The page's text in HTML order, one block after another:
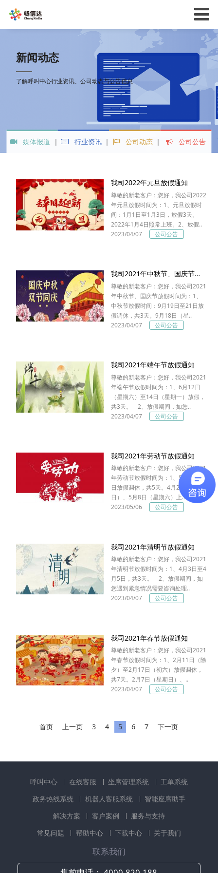
新闻动态
了解呼叫中心行业资讯、公司动态与公告信息
媒体报道 行业资讯 公司动态 公司公告
我司2022年元旦放假通知
尊敬的新老客户：您好，我公司2022
年元旦放假时间为：1、元旦放假时
间：1月1日至1月3日，放假3天。
2022年1月4日照常上班。2、放假..
2023/04/07
公司公告
我司2021年中秋节、国庆节放假通知
尊敬的新老客户：您好，我公司2021
年中秋节、国庆节放假时间为：1、
中秋节放假时间：9月19日至21日放
假调休，共3天。9月18日（星..
2023/04/07
公司公告
我司2021年端午节放假通知
尊敬的新老客户：您好，我公司2021
年端午节放假时间为：1、6月12日
（星期六）至14日（星期一）放假，
共3天。 2、放假期间，如您..
2023/04/07
公司公告
我司2021年劳动节放假通知
尊敬的新老客户：您好，我公司2021
年劳动节放假时间为：1、5月1日至5
日放假调休，共5天。4月25日（星期
日）、5月8日（星期六）上..
2023/05/06
公司公告
我司2021年清明节放假通知
尊敬的新老客户：您好，我公司2021
年清明节放假时间为：1、4月3日至4
月5日，共3天。 2、放假期间，如
您遇到紧急情况需要咨询处理..
2023/04/07
公司公告
我司2021年春节放假通知
尊敬的新老客户：您好，我公司2021
年春节放假时间为：1、2月11日（除
夕）至2月17日（初六）放假调休，
共7天。2月7日（星期日）、..
2023/04/07
公司公告
首页 上一页 3 4 5 6 7 下一页
呼叫中心 在线客服 坐席管理系统
工单系统
政务热线系统
机器人客服系统
智能座席助手
解决方案
客户案例
服务与支持
常见问题
帮助中心 下载中心 关于我们
联系我们